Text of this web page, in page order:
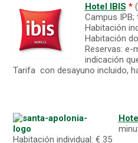
Hotel IBIS *
Campus
Habitación
Habitación
Reservas: e-
indicación
Tarifa con desayuno incluido,
Habitación individual: € 35